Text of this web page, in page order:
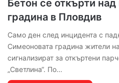
Бетон се откърти
градина в Пловдив
Само ден след инцидента с
Симеоновата градина жители
сигнализират за откъртени
„Светлина“. По…